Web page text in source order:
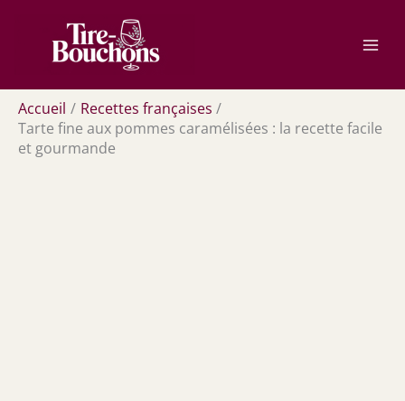
contenu
Accueil
Recettes françaises
Tarte fine aux pommes caramélisées : la recette facile
et gourmande